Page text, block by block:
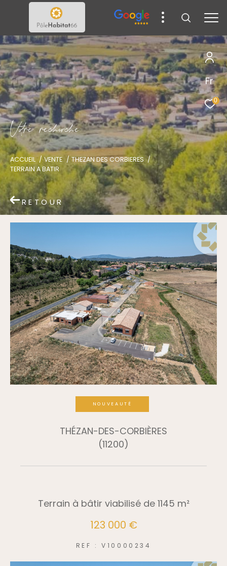
Fr
0
Vore recece
ACCUEIL VENTE
THEZAN DES CORBIERES
TERRAIN A BATIR
RETOUR
NOUVEAUTÉ
THÉZAN-DES-CORBIÈRES
(11200)
Terrain à bâtir viabilisé de 1145 m²
123 000 €
REF : V10000234